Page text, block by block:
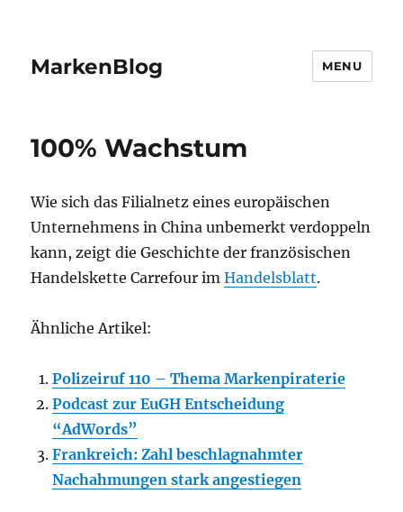
MarkenBlog MENU
100% Wachstum
Wie sich das Filialnetz eines europäischen
Unternehmens in China unbemerkt verdoppeln
kann, zeigt die Geschichte der französischen
Handelskette Carrefour imHandelsblatt.
Ähnliche Artikel:
Polizeiruf 110 – Thema Markenpiraterie
Podcast zur EuGH Entscheidung
“AdWords”
Frankreich: Zahl beschlagnahmter
Nachahmungen stark angestiegen